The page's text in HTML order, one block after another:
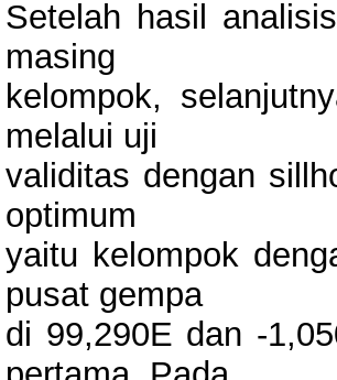
Setelah hasil
masing
kelompok,
melalui uji
validitas dengan
optimum
yaitu kelompok
pusat gempa
di 99,290E dan -